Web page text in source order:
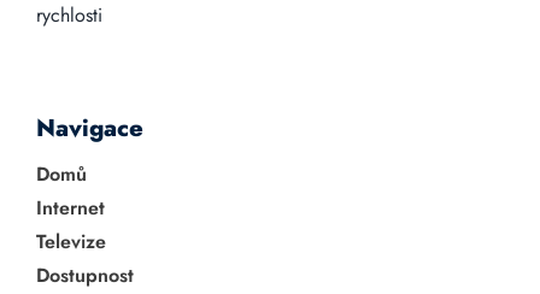
rychlosti
Navigace
Domů
Internet
Televize
Dostupnost